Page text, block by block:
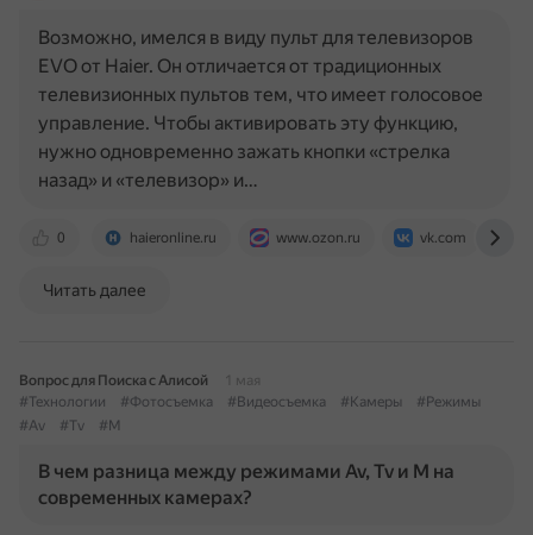
0 haieronline.ru www.ozon.ru vk.com
Возможно, имелся в виду пульт для телевизоров
EVO от Haier. Он отличается от традиционных
телевизионных пультов тем, что имеет голосовое
управление. Чтобы активировать эту функцию,
нужно одновременно зажать кнопки «стрелка
назад» и «телевизор» и…
Читать далее
Вопрос для Поиска с Алисой
1 мая
#Технологии
#Фотосъемка #Видеосъемка #Камеры
#Режимы
#Av
#Tv #M
В чем разница между режимами Av, Tv и M на
современных камерах?